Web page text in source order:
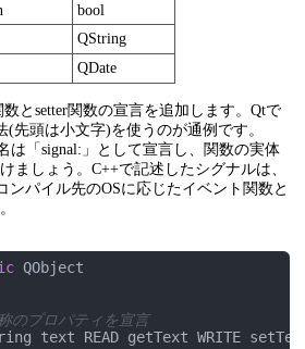
bool
QString
QDate
とsetter関数の宣言を追加します。Qtで
(先頭は小文字)を使うのが通例です。
は「signal:」として宣言し、関数の実体
ましょう。C++で記述したシグナルは、
ンパイル先のOSに応じたイベント関数と
QObject
プロパティを宣言
text READ getText WRITE